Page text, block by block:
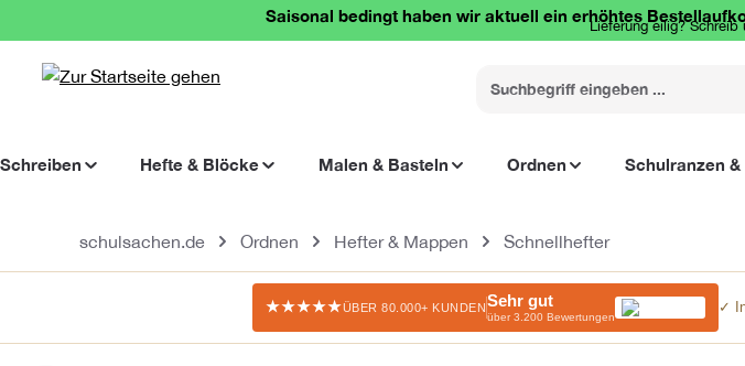
Zur Hauptnavigation springenSaisonal bedingt haben wir aktuell ein erhöhtes
Lieferung eilig?
Schreiben Hefte & Blöcke Malen & Basteln Ordnen Schulranzen
schulsachen.de Ordnen Hefter & Mappen Schnellhefter
★★★★★ÜBER 80.000+ KUNDENSehr gut
über 3.200 Bewertungen
✓